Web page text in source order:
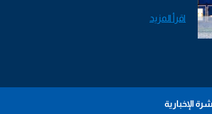
اقرأ المزيد
الإخبارية